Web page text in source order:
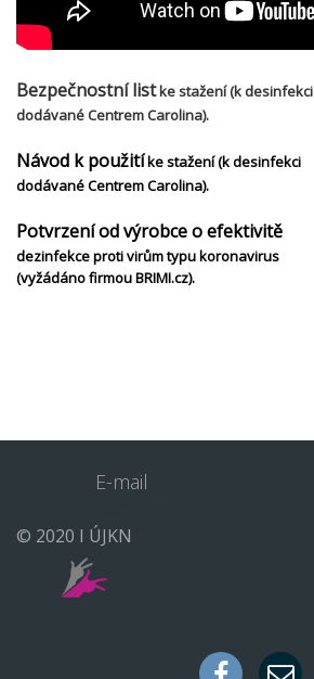
Bezpečnostní listke stažení (k desinfekci
dodávané Centrem Carolina).
Návod k použitíke stažení (k desinfekci
dodávané Centrem Carolina).
Potvrzení od výrobce o efektivitě
dezinfekce proti virům typu koronavirus
(vyžádáno firmou BRIMI.cz).
E-mail
© 2020 I ÚJKN